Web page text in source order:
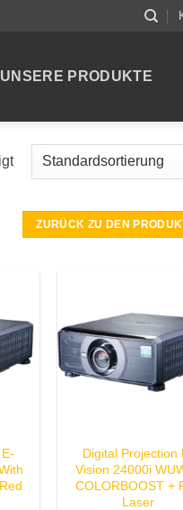
UNSERE PRODUKTE
ZURÜCK ZU DEN
Digital Projection
Vision 24000i
COLORBOOST +
Laser